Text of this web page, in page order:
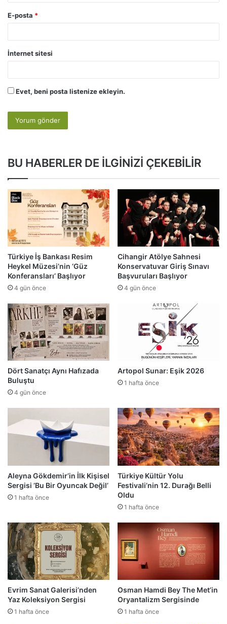
E-posta *
İnternet sitesi
Evet, beni posta listenize ekleyin.
BU HABERLER DE İLGİNİZİ ÇEKEBİLİR
Türkiye İş Bankası Resim
Heykel Müzesi’nin ‘Güz
Konferansları’ Başlıyor
4 gün önce
Cihangir Atölye Sahnesi
Konservatuvar Giriş Sınavı
Başvuruları Başlıyor
4 gün önce
Dört Sanatçı Aynı Hafızada
Buluştu
4 gün önce
Artopol Sunar: Eşik 2026
1 hafta önce
Aleyna Gökdemir’in İlk Kişisel
Sergisi ‘Bu Bir Oyuncak Değil’
1 hafta önce
Türkiye Kültür Yolu
Festivali’nin 12. Durağı Belli
Oldu
1 hafta önce
Evrim Sanat Galerisi’nden
Yaz Koleksiyon Sergisi
1 hafta önce
Osman Hamdi Bey The Met’in
Oryantalizm Sergisinde
1 hafta önce